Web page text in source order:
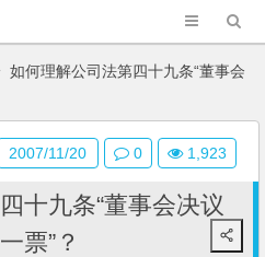
如何理解公司法第四十九条“董事会
十九条“董事会决议
票”？
2007/11/20 0 1,923